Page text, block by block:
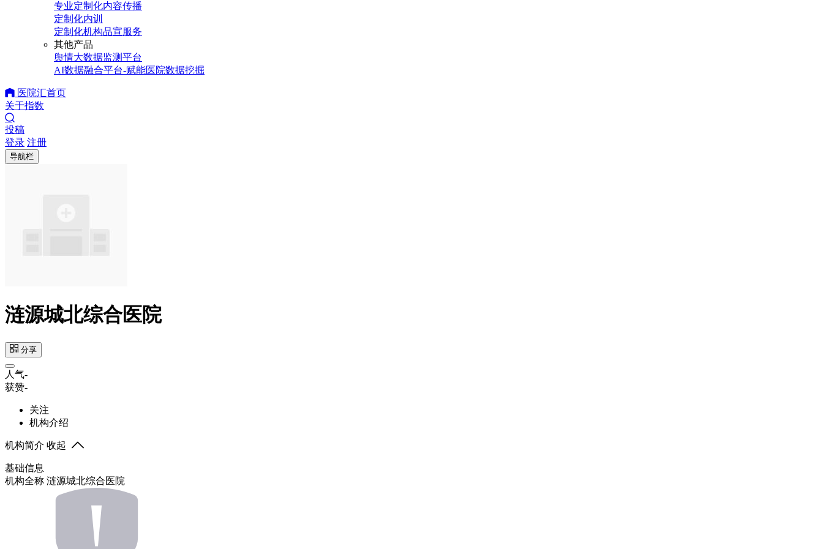
专业定制化内容传播
定制化内训
定制化机构品宣服务
其他产品
舆情大数据监测平台
AI数据融合平台-赋能医院数据挖掘
医院汇首页
关于指数
投稿
登录 注册
导航栏
涟源城北综合医院
分享
人气-
获赞-
关注
机构介绍
机构简介 收起
基础信息
机构全称 涟源城北综合医院